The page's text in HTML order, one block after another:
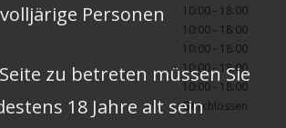
10:00 - 18:00
10:00 - 18:00
10:00 - 18:00
10:00 - 18:00
10:00 - 18:00
Geschlossen
volljärige Personen
zu betreten müssen Sie
18 Jahre alt sein